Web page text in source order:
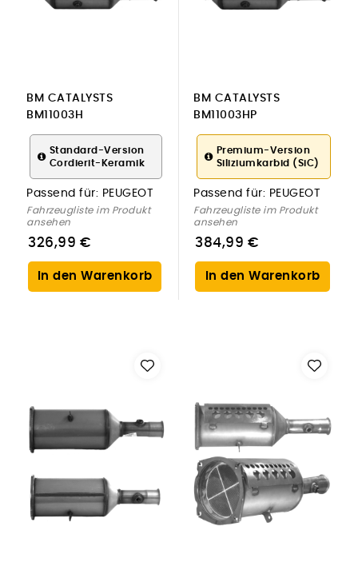
BM CATALYSTS
BM11003H
Ruß-/Partikelfilter,
Abgasanlage für
PEUGEOT
Standard-Version
Cordierit-Keramik
Passend für: PEUGEOT
Fahrzeugliste im Produkt
ansehen
326,99 €
In den Warenkorb
BM CATALYSTS
BM11003HP
Ruß-/Partikelfilter,
Abgasanlage für
PEUGEOT
Premium-Version
Siliziumkarbid (SiC)
Passend für: PEUGEOT
Fahrzeugliste im Produkt
ansehen
384,99 €
In den Warenkorb